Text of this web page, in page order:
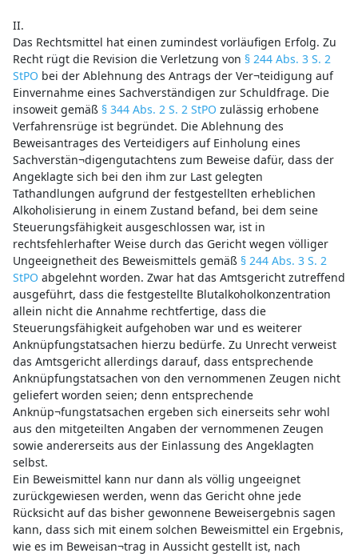
II.
Das Rechtsmittel hat einen zumindest vorläufigen Erfolg. Zu
Recht rügt die Revision die Verletzung von § 244 Abs. 3 S. 2
StPO bei der Ablehnung des Antrags der Ver¬teidigung auf
Einvernahme eines Sachverständigen zur Schuldfrage. Die
insoweit gemäß § 344 Abs. 2 S. 2 StPO zulässig erhobene
Verfahrensrüge ist begründet. Die Ablehnung des
Beweisantrages des Verteidigers auf Einholung eines
Sachverstän¬digengutachtens zum Beweise dafür, dass der
Angeklagte sich bei den ihm zur Last gelegten
Tathandlungen aufgrund der festgestellten erheblichen
Alkoholisierung in einem Zustand befand, bei dem seine
Steuerungsfähigkeit ausgeschlossen war, ist in
rechtsfehlerhafter Weise durch das Gericht wegen völliger
Ungeeignetheit des Beweismittels gemäß § 244 Abs. 3 S. 2
StPO abgelehnt worden. Zwar hat das Amtsgericht zutreffend
ausgeführt, dass die festgestellte Blutalkoholkonzentration
allein nicht die Annahme rechtfertige, dass die
Steuerungsfähigkeit aufgehoben war und es weiterer
Anknüpfungstatsachen hierzu bedürfe. Zu Unrecht verweist
das Amtsgericht allerdings darauf, dass entsprechende
Anknüpfungstatsachen von den vernommenen Zeugen nicht
geliefert worden seien; denn entsprechende
Anknüp¬fungstatsachen ergeben sich einerseits sehr wohl
aus den mitgeteilten Angaben der vernommenen Zeugen
sowie andererseits aus der Einlassung des Angeklagten
selbst.
Ein Beweismittel kann nur dann als völlig ungeeignet
zurückgewiesen werden, wenn das Gericht ohne jede
Rücksicht auf das bisher gewonnene Beweisergebnis sagen
kann, dass sich mit einem solchen Beweismittel ein Ergebnis,
wie es im Beweisan¬trag in Aussicht gestellt ist, nach